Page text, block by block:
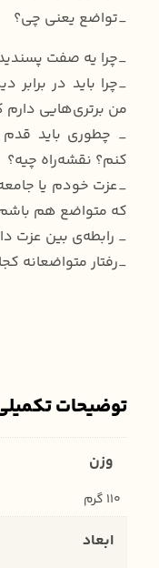
_تواضع یعنی چی؟
_چرا یه صفت
_چرا باید در
من برتری‌هایی دارم
_ چطوری باید
کنم؟ نقشه‌راه چیه؟
_عزت خودم یا
که متواضع هم
_ رابطه‌ی بین عزت
_رفتار متواضعانه
توضیحات
وزن
110 گرم
ابعاد